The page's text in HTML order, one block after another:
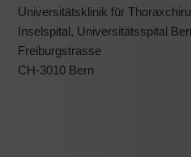
Universitätsklinik für
Inselspital, Universitätsspital
Freiburgstrasse
CH-3010 Bern